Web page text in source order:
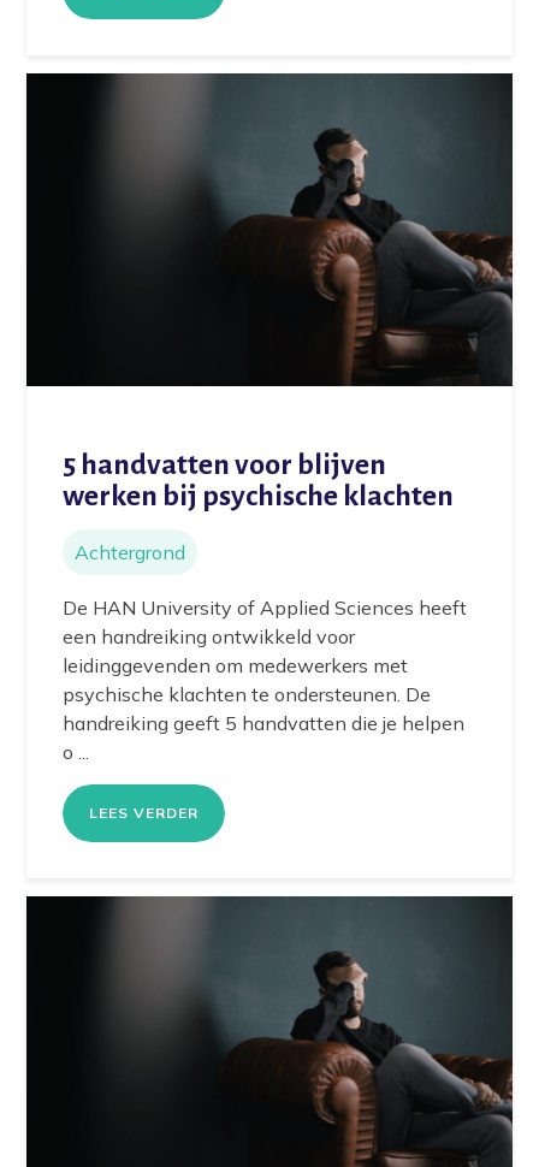
5 handvatten voor blijven
werken bij psychische klachten
Achtergrond
De HAN University of Applied Sciences heeft
een handreiking ontwikkeld voor
leidinggevenden om medewerkers met
psychische klachten te ondersteunen. De
handreiking geeft 5 handvatten die je helpen
o ...
LEES VERDER